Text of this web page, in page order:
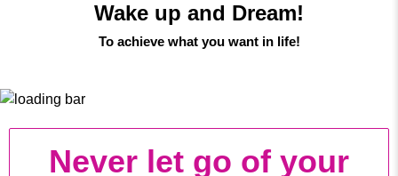
Wake up and Dream!
To achieve what you want in life!
Never let go of your